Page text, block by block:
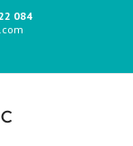
084